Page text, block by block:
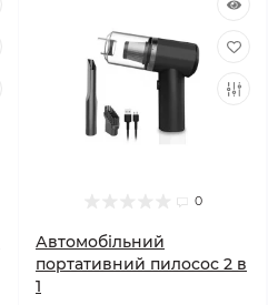
0
Автомобільний
портативний пилосос 2 в
1